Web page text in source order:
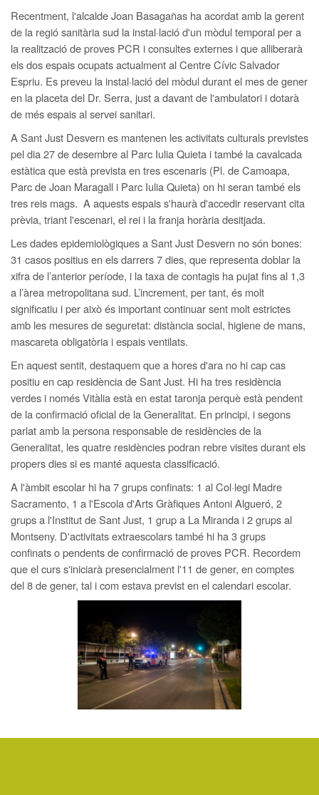
Recentment, l'alcalde Joan Basagañas ha acordat amb la gerent
de la regió sanitària sud la instal·lació d'un mòdul temporal per a
la realització de proves PCR i consultes externes i que alliberarà
els dos espais ocupats actualment al Centre Cívic Salvador
Espriu. Es preveu la instal·lació del mòdul durant el mes de gener
en la placeta del Dr. Serra, just a davant de l'ambulatori i dotarà
de més espais al servei sanitari.
A Sant Just Desvern es mantenen les activitats culturals previstes
pel dia 27 de desembre al Parc Iulia Quieta i també la cavalcada
estàtica que està prevista en tres escenaris (Pl. de Camoapa,
Parc de Joan Maragall i Parc Iulia Quieta) on hi seran també els
tres reis mags. A aquests espais s'haurà d'accedir reservant cita
prèvia, triant l'escenari, el rei i la franja horària desitjada.
Les dades epidemiològiques a Sant Just Desvern no són bones:
31 casos positius en els darrers 7 dies, que representa doblar la
xifra de l’anterior període, i la taxa de contagis ha pujat fins al 1,3
a l’àrea metropolitana sud. L’increment, per tant, és molt
significatiu i per això és important continuar sent molt estrictes
amb les mesures de seguretat: distància social, higiene de mans,
mascareta obligatòria i espais ventilats.
En aquest sentit, destaquem que a hores d'ara no hi cap cas
positiu en cap residència de Sant Just. Hi ha tres residència
verdes i només Vitàlia està en estat taronja perquè està pendent
de la confirmació oficial de la Generalitat. En principi, i segons
parlat amb la persona responsable de residències de la
Generalitat, les quatre residències podran rebre visites durant els
propers dies si es manté aquesta classificació.
A l'àmbit escolar hi ha 7 grups confinats: 1 al Col·legi Madre
Sacramento, 1 a l'Escola d'Arts Gràfiques Antoni Algueró, 2
grups a l'Institut de Sant Just, 1 grup a La Miranda i 2 grups al
Montseny. D'activitats extraescolars també hi ha 3 grups
confinats o pendents de confirmació de proves PCR. Recordem
que el curs s'iniciarà presencialment l'11 de gener, en comptes
del 8 de gener, tal i com estava previst en el calendari escolar.